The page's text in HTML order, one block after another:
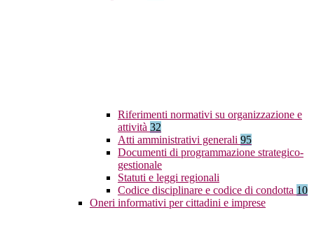
Riferimenti normativi su organizzazione e
attività 32
Atti amministrativi generali 95
Documenti di programmazione strategico-
gestionale
Statuti e leggi regionali
Codice disciplinare e codice di condotta 10
Oneri informativi per cittadini e imprese